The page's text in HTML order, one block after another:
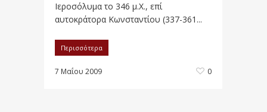
Ιεροσόλυμα το 346 μ.Χ., επί
αυτοκράτορα Κωνσταντίου (337-361...
Περισσότερα
7 Μαΐου 2009 0